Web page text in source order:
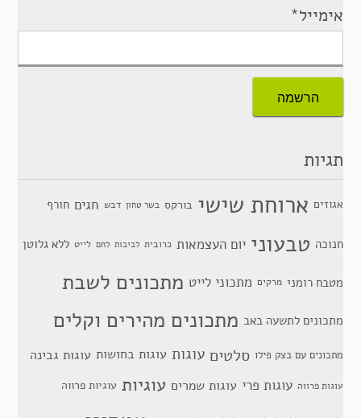
אימייל*
תגיות
אגוזים ארוחת שישי בורקס בשר טחון דבש חגים חורף
חנוכה טבעוני יום העצמאות כרובית לביבות לחם לייט ללא גלוטן
מטבח רומני מרקים מתכוני לייט מתכונים לשבת
מתכונים לתשעה באב מתכונים מהירים וקלים
מתכונים עם בצק פילו סלטים עוגות עוגות בחושות עוגות גבינה
עוגות פרווה עוגות פרי עוגות שמרים עוגיות עוגיות פרווה